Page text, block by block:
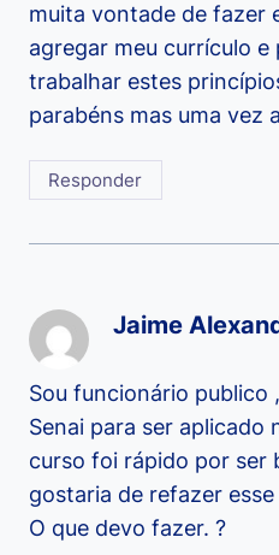
muita vontade de fazer
agregar meu currículo
trabalhar estes
parabéns mas uma vez
Responder
Jaime
Sou funcionário publico
Senai para ser aplicado
curso foi rápido por ser
gostaria de refazer
O que devo fazer. ?